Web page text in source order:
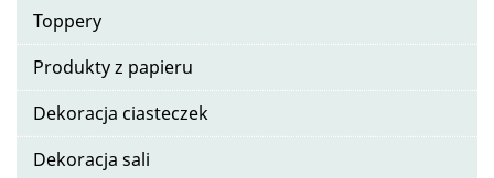
Toppery
Produkty z papieru
Dekoracja ciasteczek
Dekoracja sali